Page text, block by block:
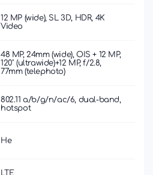
12 MP (wide), SL 3D, HDR, 4K
Video
48 MP, 24mm (wide), OIS + 12 MP,
120˚ (ultrawide)+12 MP, f/2.8,
77mm (telephoto)
802.11 a/b/g/n/ac/6, dual-band,
hotspot
Не
LTE